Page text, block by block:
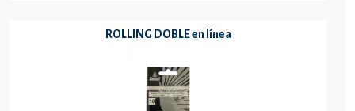
ROLLING DOBLE en línea